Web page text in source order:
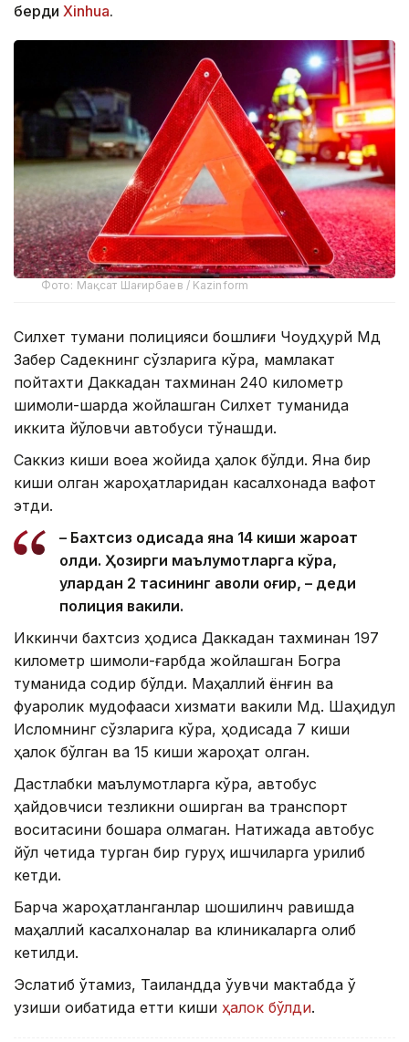
берди Xinhua.
Фото: Мақсат Шағирбаев / Kazinform
Силхет тумани полицияси бошлиғи Чоудҳурй Мд
Забер Садекнинг сўзларига кўра, мамлакат
пойтахти Даккадан тахминан 240 километр
шимоли-шарқда жойлашган Силхет туманида
иккита йўловчи автобуси тўқнашди.
Саккиз киши воқеа жойида ҳалок бўлди. Яна бир
киши олган жароҳатларидан касалхонада вафот
этди.
– Бахтсиз ҳодисада яна 14 киши жароҳат
олди. Ҳозирги маълумотларга кўра,
улардан 2 тасининг аҳволи оғир, – деди
полиция вакили.
Иккинчи бахтсиз ҳодиса Даккадан тахминан 197
километр шимоли-ғарбда жойлашган Богра
туманида содир бўлди. Маҳаллий ёнғин ва
фуқаролик мудофааси хизмати вакили Мд. Шаҳидул
Исломнинг сўзларига кўра, ҳодисада 7 киши
ҳалок бўлган ва 15 киши жароҳат олган.
Дастлабки маълумотларга кўра, автобус
ҳайдовчиси тезликни оширган ва транспорт
воситасини бошқара олмаган. Натижада автобус
йўл четида турган бир гуруҳ ишчиларга урилиб
кетди.
Барча жароҳатланганлар шошилинч равишда
маҳаллий касалхоналар ва клиникаларга олиб
кетилди.
Эслатиб ўтамиз, Таиландда ўқувчи мактабда ўқ
узиши оқибатида етти киши ҳалок бўлди.